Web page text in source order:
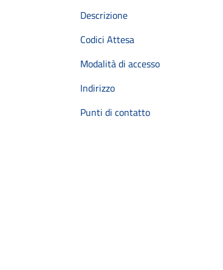
Descrizione
Codici Attesa
Modalità di accesso
Indirizzo
Punti di contatto